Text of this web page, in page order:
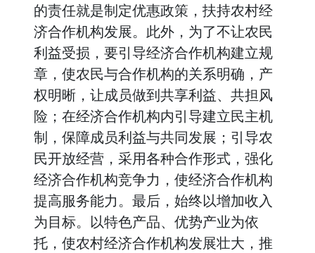
的责任就是制定优惠政策，扶持农村经
济合作机构发展。此外，为了不让农民
利益受损，要引导经济合作机构建立规
章，使农民与合作机构的关系明确，产
权明晰，让成员做到共享利益、共担风
险；在经济合作机构内引导建立民主机
制，保障成员利益与共同发展；引导农
民开放经营，采用各种合作形式，强化
经济合作机构竞争力，使经济合作机构
提高服务能力。最后，始终以增加收入
为目标。以特色产品、优势产业为依
托，使农村经济合作机构发展壮大，推